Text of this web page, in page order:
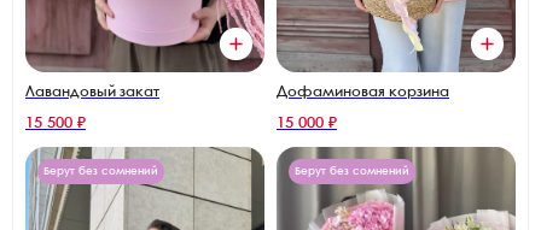
Лавандовый закат
15 500 ₽
Дофаминовая корзина
15 000 ₽
Берут без сомнений Берут без сомнений